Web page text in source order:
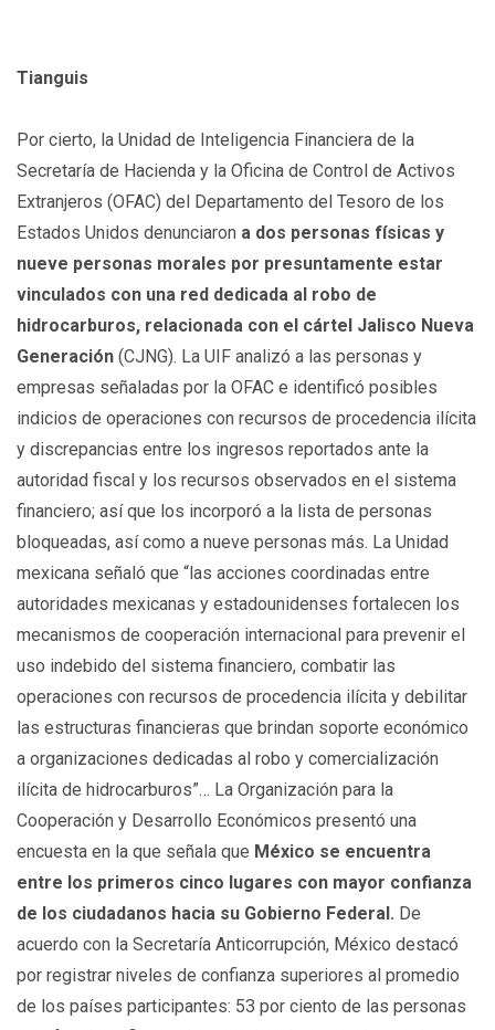
Tianguis
Por cierto, la Unidad de Inteligencia Financiera de la
Secretaría de Hacienda y la Oficina de Control de Activos
Extranjeros (OFAC) del Departamento del Tesoro de los
Estados Unidos denunciaron a dos personas físicas y
nueve personas morales por presuntamente estar
vinculados con una red dedicada al robo de
hidrocarburos, relacionada con el cártel Jalisco Nueva
Generación (CJNG). La UIF analizó a las personas y
empresas señaladas por la OFAC e identificó posibles
indicios de operaciones con recursos de procedencia ilícita
y discrepancias entre los ingresos reportados ante la
autoridad fiscal y los recursos observados en el sistema
financiero; así que los incorporó a la lista de personas
bloqueadas, así como a nueve personas más. La Unidad
mexicana señaló que “las acciones coordinadas entre
autoridades mexicanas y estadounidenses fortalecen los
mecanismos de cooperación internacional para prevenir el
uso indebido del sistema financiero, combatir las
operaciones con recursos de procedencia ilícita y debilitar
las estructuras financieras que brindan soporte económico
a organizaciones dedicadas al robo y comercialización
ilícita de hidrocarburos”… La Organización para la
Cooperación y Desarrollo Económicos presentó una
encuesta en la que señala que México se encuentra
entre los primeros cinco lugares con mayor confianza
de los ciudadanos hacia su Gobierno Federal. De
acuerdo con la Secretaría Anticorrupción, México destacó
por registrar niveles de confianza superiores al promedio
de los países participantes: 53 por ciento de las personas